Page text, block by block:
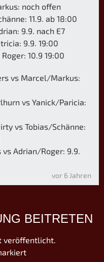
vor 6 Jahren
noch offen
11.9. ab 18:00
9.9. nach E7
9.9. 19:00
10.9 19:00
vs Marcel/Markus:
vs Yanick/Paricia:
vs Tobias/Schänne:
Adrian/Roger: 9.9.
BEITRETEN
veröffentlicht.